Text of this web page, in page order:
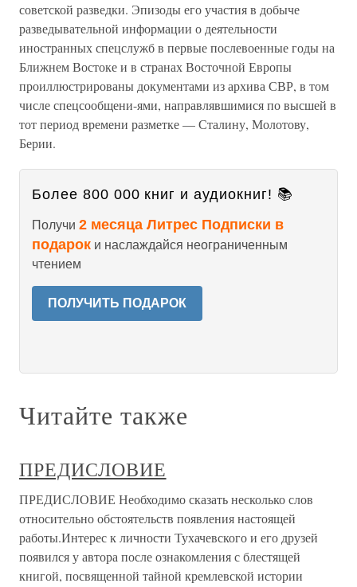
советской разведки. Эпизоды его участия в добыче
разведывательной информации о деятельности
иностранных спецслужб в первые послевоенные годы на
Ближнем Востоке и в странах Восточной Европы
проиллюстрированы документами из архива СВР, в том
числе спецсообщени-ями, направлявшимися по высшей в
тот период времени разметке — Сталину, Молотову,
Берии.
Более 800 000 книг и аудиокниг! 📚
Получи 2 месяца Литрес Подписки в
подарок и наслаждайся неограниченным
чтением
ПОЛУЧИТЬ ПОДАРОК
Читайте также
ПРЕДИСЛОВИЕ
ПРЕДИСЛОВИЕ Необходимо сказать несколько слов
относительно обстоятельств появления настоящей
работы.Интерес к личности Тухачевского и его друзей
появился у автора после ознакомления с блестящей
книгой, посвященной тайной кремлевской истории